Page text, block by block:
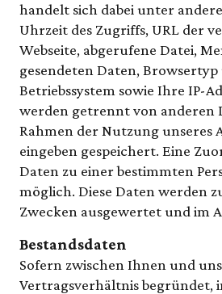
handelt sich dabei unter
Uhrzeit des Zugriffs, URL der
Webseite, abgerufene Datei,
gesendeten Daten,
Betriebssystem sowie Ihre IP-
werden getrennt von anderen
Rahmen der Nutzung unseres
eingeben gespeichert. Eine
Daten zu einer bestimmten
möglich. Diese Daten werden
Zwecken ausgewertet und im
Bestandsdaten
Sofern zwischen Ihnen und
Vertragsverhältnis begründet,